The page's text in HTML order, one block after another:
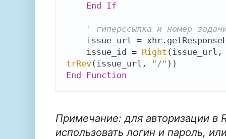
End
If
' гиперссылка и номер
issue_url =
    issue_id =
Right
trRev(issue_url, "/"
End
Function
Примечание: для авторизации в
использовать логин и пароль,